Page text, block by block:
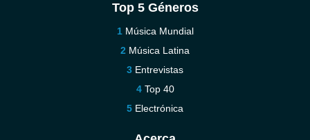
Top 5 Géneros
Música Mundial
Música Latina
Entrevistas
Top 40
Electrónica